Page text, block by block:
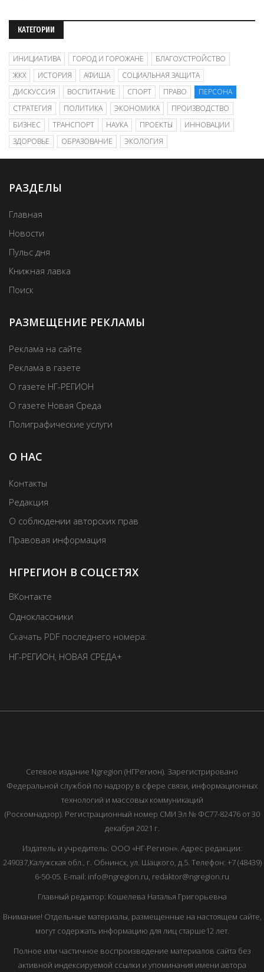
КАТЕГОРИИ
ИНИЦИАТИВА ГОРОД И ГОРОЖАНЕ
БЛАГОУСТРОЙСТВО
ЖКХ
ИСТОРИЯ АФИША
СОЦИАЛЬНАЯ ЗАЩИТА
ДИСКУССИЯ
ВОСПИТАНИЕ СПОРТ ПРАВО
ПЕРСОНА
СТРАТЕГИЯ
ПОЛИТИКА ЭКОНОМИКА
ПРОИЗВОДСТВО
БИЗНЕС
ТРАНСПОРТ НАУКА ПРОЕКТЫ
ИННОВАЦИИ
ЗДОРОВЬЕ
ОБРАЗОВАНИЕ ЭКОЛОГИЯ
РАЗДЕЛЫ
Главная
Новости
Пульс дня
Книжная лавка
Поиск
РАЗМЕЩЕНИЕ РЕКЛАМЫ
Реклама на сайте
Реклама в газете
О газете НГ-РЕГИОН
О газете Новая Среда
Полиграфические услуги
О НАС
Контакты
Редакция
О соблюдении авторских прав
Правовая информация
НГРЕГИОН В СОЦСЕТЯХ
ВКонтакте
Одноклассники
Скачать PDF последнего номера:
НГ-РЕГИОН, НОВАЯ СРЕДА+
Сетевое издание Ngregion (НГРегион). Зарегистрировано
Федеральной службой по надзору в сфере связи, информационных
технологий и массовых коммуникаций
(Роскомнадзор). Регистрационный номер СМИ Эл № ФС77-82476 от 30
декабря 2021 г.
Издатель и учредитель: ООО «НГ-Регион». Адрес редакции:
249037,Калужская обл., г. Обнинск, ул. Шацкого, д.5. Телефон: +7 (48439)
6-50-05. E-mail: info@ngregion.ru, redaktor@ngregion.ru
Главный редактор: Кошелева Наталья Григорьевна
Внимание! Отдельные материалы, размещенные на настоящем сайте,
могут содержать информацию для лиц старше12 лет.
Полное или частичное воспроизведение материалов сайта без
активной индексируемой ссылки и упоминания имени автора